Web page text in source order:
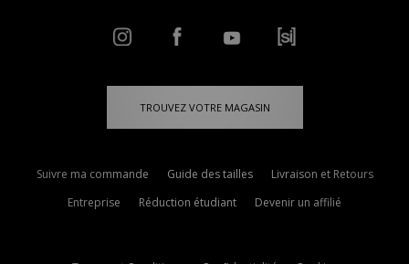
TROUVEZ VOTRE MAGASIN
Suivre ma commande Guide des tailles
Livraison et Retours
Entreprise
Réduction étudiant Devenir un affilié